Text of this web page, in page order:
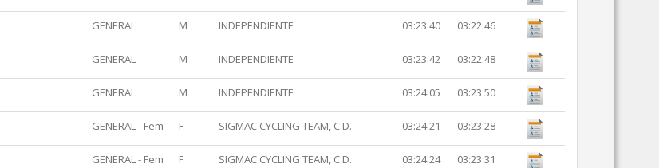
GENERAL M INDEPENDIENTE 03:23:40 03:22:46
GENERAL M INDEPENDIENTE 03:23:42 03:22:48
GENERAL M INDEPENDIENTE 03:24:05 03:23:50
GENERAL - Fem F SIGMAC CYCLING TEAM, C.D. 03:24:21 03:23:28
GENERAL - Fem F SIGMAC CYCLING TEAM, C.D. 03:24:24 03:23:31